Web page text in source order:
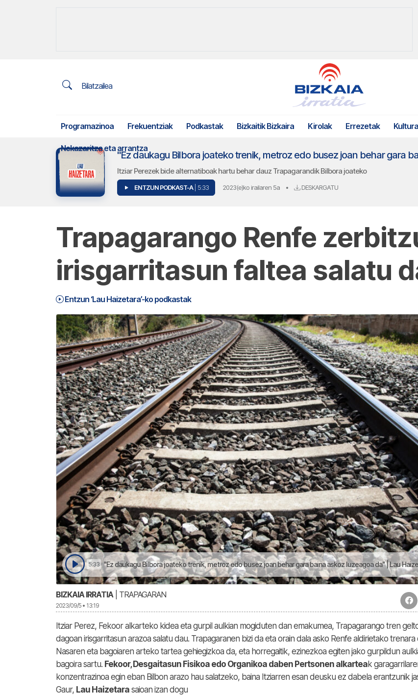
Bilatzailea
Programazinoa Frekuentziak Podkastak Bizkaitik Bizkaira Kirolak Errezetak Kultura
Nekazaritza eta arrantza
"Ez daukagu Bilbora joateko trenik, metroz edo busez joan behar gara
Itziar Perezek bide alternatiboak hartu behar dauz Trapagarandik Bilbora joateko
ENTZUN PODKAST-A | 5:33 2023(e)ko irailaren 5a • DESKARGATU
Trapagarango Renfe
irisgarritasun faltea salatu
Entzun ‘Lau Haizetara’-ko podkastak
5:33 "Ez daukagu Bilbora joateko trenik, metroz edo busez joan behar gara baina askoz luzeagoa da" | Lau
BIZKAIA IRRATIA | TRAPAGARAN
2023/09/5 • 13:19
Itziar Perez, Fekoor alkarteko kidea eta gurpil aulkian mogiduten dan emakumea, Trapagarango tren
dagoan irisgarritasun arazoa salatu dau. Trapagaranen bizi da eta orain dala asko Renfe aldirietako trenara
Nasaren eta bagoiaren arteko tartea gehiegizkoa da, eta horregaitik, ezinezkoa egiten jako gurpildun
bagoira sartu. Fekoor, Desgaitasun Fisikoa edo Organikoa daben Pertsonen alkarteak
konzentrazinoa egin eban Bilbon arazo hau salatzeko, baina Itziarren esan deusku ez dabela erantzunik
Gaur, Lau Haizetara saioan izan dogu